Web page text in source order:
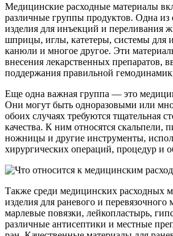
Медицинские расходные материалы
различные группы продуктов. Одна
изделия для инъекций и переливания
шприцы, иглы, катетеры, системы для
канюли и многое другое. Эти
внесения лекарственных препаратов,
поддержания правильной
Еще одна важная группа — это
Они могут быть одноразовыми или
обоих случаях требуются тщательная
качества. К ним относятся скальпели,
ножницы и другие инструменты,
хирургических операций, процедур и
Также среди медицинских расходных
изделия для раневого и
марлевые повязки, лейкопластырь,
различные антисептики и местные